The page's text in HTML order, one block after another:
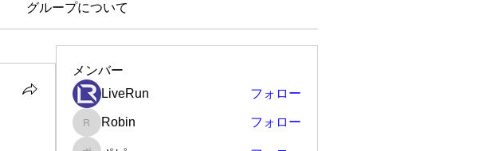
グループについて
メンバー
LiveRun
フォロー
Robin
Robin フォロー